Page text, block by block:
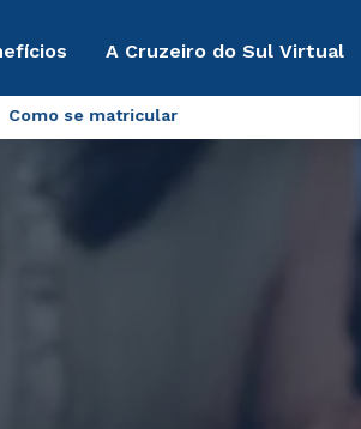
A Cruzeiro do Sul Virtual
Como se matricular